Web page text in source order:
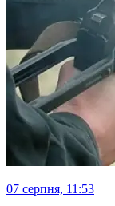
07 серпня, 11:53